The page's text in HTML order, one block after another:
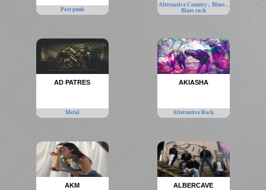
Post punk
Alternative Country,Blues,
Blues rock
AD PATRES
Metal
AKIASHA
Alternative Rock
AKM ALBERCAVE